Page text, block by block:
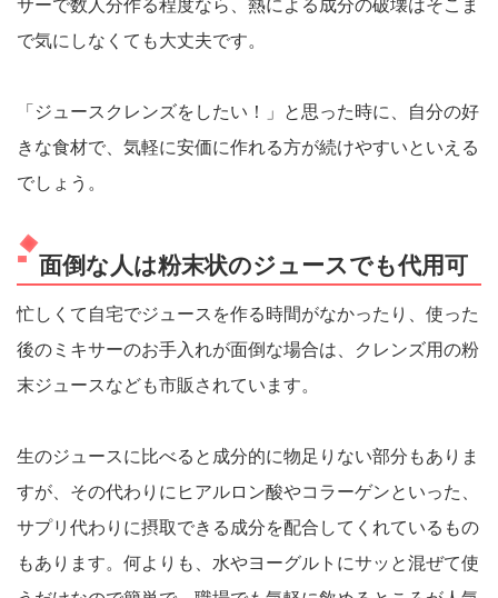
サーで数人分作る程度なら、熱による成分の破壊はそこま
で気にしなくても大丈夫です。
「ジュースクレンズをしたい！」と思った時に、自分の好
きな食材で、気軽に安価に作れる方が続けやすいといえる
でしょう。
面倒な人は粉末状のジュースでも代用可
忙しくて自宅でジュースを作る時間がなかったり、使った
後のミキサーのお手入れが面倒な場合は、クレンズ用の粉
末ジュースなども市販されています。
生のジュースに比べると成分的に物足りない部分もありま
すが、その代わりにヒアルロン酸やコラーゲンといった、
サプリ代わりに摂取できる成分を配合してくれているもの
もあります。何よりも、水やヨーグルトにサッと混ぜて使